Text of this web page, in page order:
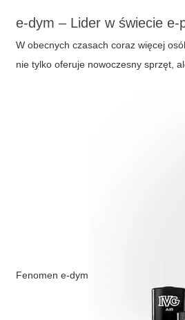
e-dym – Lider w świecie
W obecnych czasach coraz więcej
nie tylko oferuje nowoczesny sprzęt,
Fenomene-dym